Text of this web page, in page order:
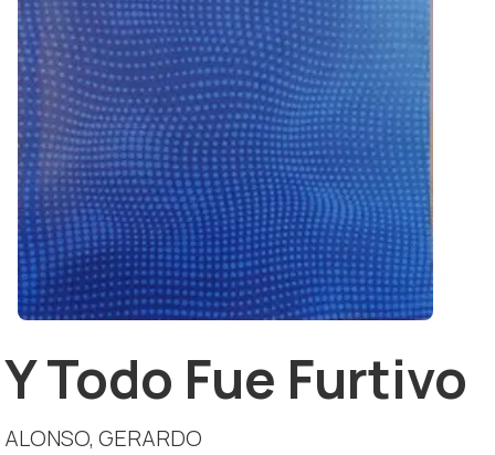
Y Todo Fue Furtivo
ALONSO, GERARDO